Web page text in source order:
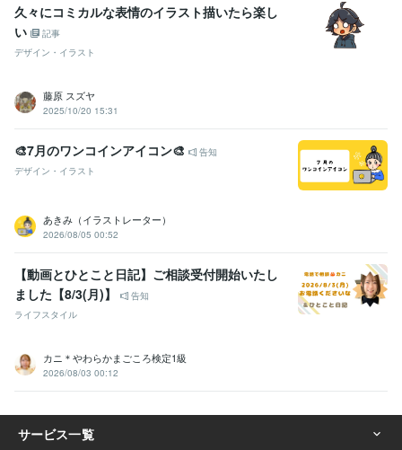
久々にコミカルな表情のイラスト描いたら楽し
い
記事
デザイン・イラスト
藤原 スズヤ
2025/10/20 15:31
🎨7月のワンコインアイコン🎨
告知
デザイン・イラスト
あきみ（イラストレーター）
2026/08/05 00:52
【動画とひとこと日記】ご相談受付開始いたし
ました【8/3(月)】
告知
ライフスタイル
カニ＊やわらかまごころ検定1級
2026/08/03 00:12